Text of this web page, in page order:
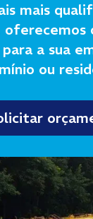
mais
oferecemos
a sua
ou